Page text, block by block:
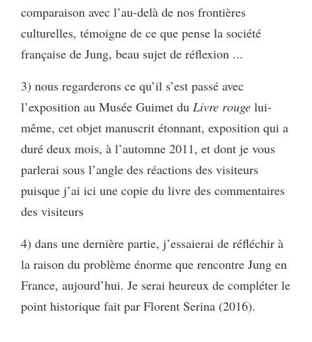
comparaison avec l’au-delà de nos frontières
culturelles, témoigne de ce que pense la société
française de Jung, beau sujet de réflexion ...
3) nous regarderons ce qu’il s’est passé avec
l’exposition au Musée Guimet du Livre rouge lui-
même, cet objet manuscrit étonnant, exposition qui a
duré deux mois, à l’automne 2011, et dont je vous
parlerai sous l’angle des réactions des visiteurs
puisque j’ai ici une copie du livre des commentaires
des visiteurs
4) dans une dernière partie, j’essaierai de réfléchir à
la raison du problème énorme que rencontre Jung en
France, aujourd’hui. Je serai heureux de compléter le
point historique fait par Florent Serina (2016).